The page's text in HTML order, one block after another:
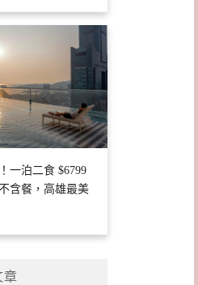
一泊二食 $6799
含餐，高雄最美
章